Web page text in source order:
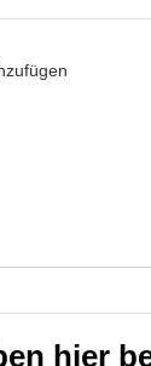
hier